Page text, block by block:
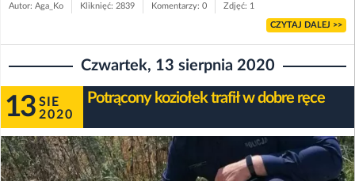
Autor: Aga_Ko Kliknięć: 2839 Komentarzy: 0 Zdjęć: 1
CZYTAJ DALEJ >>
Czwartek, 13 sierpnia 2020
13 SIE
2020
Potrącony koziołek trafił w dobre ręce